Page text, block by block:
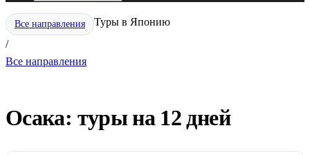
Все направления
/
Туры в Японию
Все направления
Осака: туры на 12 дней